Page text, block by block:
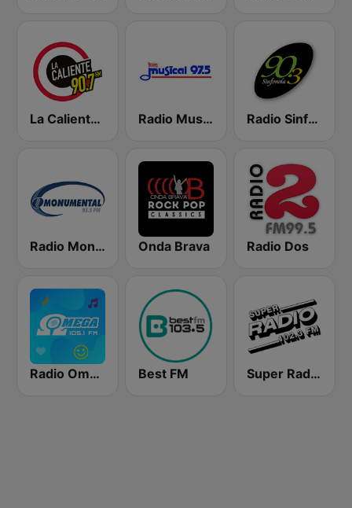
La Caliente 90.7 FM Radio Musical Radio Sinfonola
Radio Monumental Onda Brava Radio Dos
Radio Omega Stereo Best FM Super Radio FM